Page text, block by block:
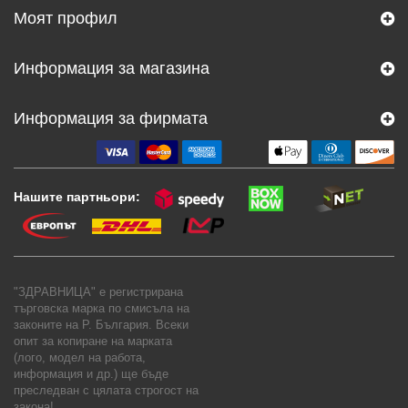
Моят профил
Информация за магазина
Информация за фирмата
Нашите партньори:
"ЗДРАВНИЦА" е регистрирана
търговска марка по смисъла на
законите на Р. България. Всеки
опит за копиране на марката
(лого, модел на работа,
информация и др.) ще бъде
преследван с цялата строгост на